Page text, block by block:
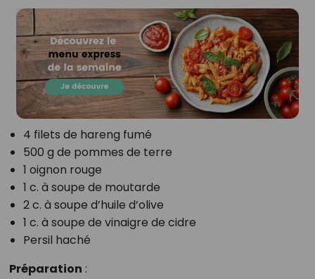
4 filets de hareng fumé
500 g de pommes de terre
1 oignon rouge
1 c. à soupe de moutarde
2 c. à soupe d’huile d’olive
1 c. à soupe de vinaigre de cidre
Persil haché
Préparation :